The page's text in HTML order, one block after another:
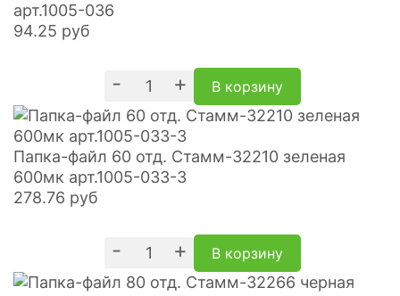
арт.1005-036
94.25 руб
- + В корзину
Папка-файл 60 отд. Стамм-32210 зеленая
600мк арт.1005-033-3
278.76 руб
- + В корзину